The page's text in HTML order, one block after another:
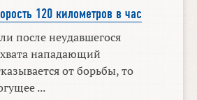
120 километров в час
после неудавшегося
нападающий
от борьбы, то
...